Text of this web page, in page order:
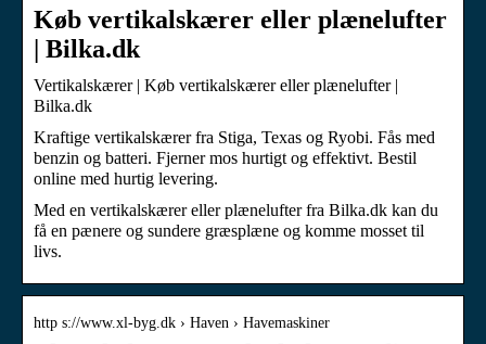
Køb vertikalskærer eller plænelufter
| Bilka.dk
Vertikalskærer | Køb vertikalskærer eller plænelufter |
Bilka.dk
Kraftige vertikalskærer fra Stiga, Texas og Ryobi. Fås med
benzin og batteri. Fjerner mos hurtigt og effektivt. Bestil
online med hurtig levering.
Med en vertikalskærer eller plænelufter fra Bilka.dk kan du
få en pænere og sundere græsplæne og komme mosset til
livs.
http s://www.xl-byg.dk › Haven › Havemaskiner